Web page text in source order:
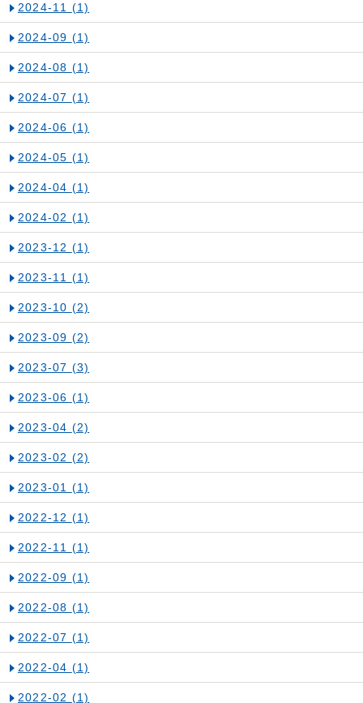
2024-11 (1)
2024-09 (1)
2024-08 (1)
2024-07 (1)
2024-06 (1)
2024-05 (1)
2024-04 (1)
2024-02 (1)
2023-12 (1)
2023-11 (1)
2023-10 (2)
2023-09 (2)
2023-07 (3)
2023-06 (1)
2023-04 (2)
2023-02 (2)
2023-01 (1)
2022-12 (1)
2022-11 (1)
2022-09 (1)
2022-08 (1)
2022-07 (1)
2022-04 (1)
2022-02 (1)